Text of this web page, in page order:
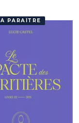
À PARAÎTRE